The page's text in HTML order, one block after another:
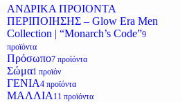
ΑΝΔΡΙΚΑ ΠΡΟΙΟΝΤΑ
ΠΕΡΙΠΟΙΗΣΗΣ – Glow Era Men
Collection | “Monarch’s Code”9
προϊόντα
Πρόσωπο7 προϊόντα
Σώμα1 προϊόν
ΓΕΝΙΑ4 προϊόντα
ΜΑΛΛΙΑ 11 προϊόντα